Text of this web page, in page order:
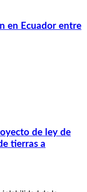
en Ecuador entre
de ley de
tierras a